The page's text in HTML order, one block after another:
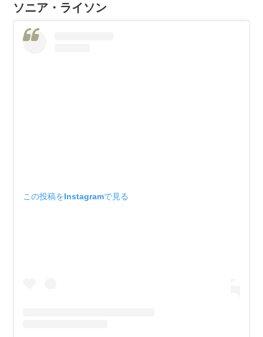
ソニア・ライソン
この投稿をInstagramで見る